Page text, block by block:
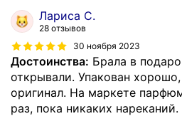
Лариса С.
28 отзывов
30 ноября 2023
Достоинства: Брала в
открывали. Упакован
оригинал. На маркете
раз, пока никаких нареканий.